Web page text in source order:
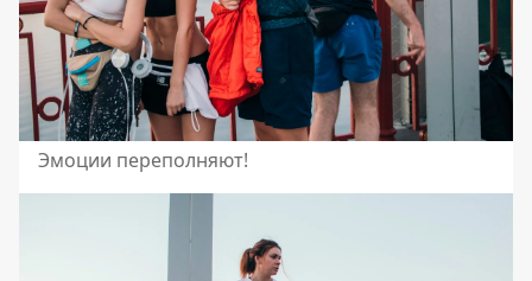
Эмоции переполняют!